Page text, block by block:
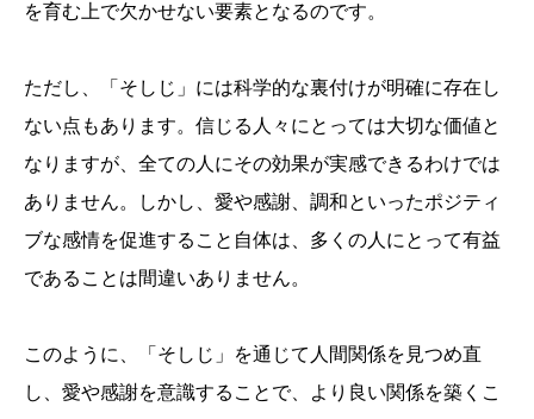
を育む上で欠かせない要素となるのです。
ただし、「そしじ」には科学的な裏付けが明確に存在し
ない点もあります。信じる人々にとっては大切な価値と
なりますが、全ての人にその効果が実感できるわけでは
ありません。しかし、愛や感謝、調和といったポジティ
ブな感情を促進すること自体は、多くの人にとって有益
であることは間違いありません。
このように、「そしじ」を通じて人間関係を見つめ直
し、愛や感謝を意識することで、より良い関係を築くこ